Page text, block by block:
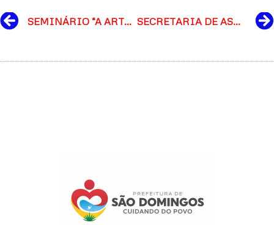
SEMINÁRIO “A ARTE DE PRODUZIR LEITE” É REALIZADO EM SÃO DOMINGOS SECRETARIA DE ASSISTÊNCIA SOCIAL REALIZA 1º TORNEIO DE FUTEBOL DO SCFV